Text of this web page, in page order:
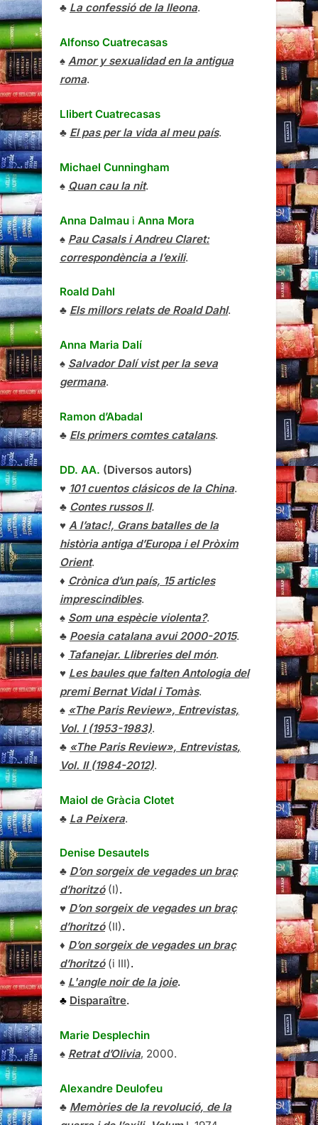
♣ La confessió de la lleona.
Alfonso Cuatrecasas
♠ Amor y sexualidad en la antigua
roma.
Llibert Cuatrecasas
♣ El pas per la vida al meu país.
Michael Cunningham
♠ Quan cau la nit.
Anna Dalmau i Anna Mora
♠ Pau Casals i Andreu Claret:
correspondència a l’exili.
Roald Dahl
♣ Els millors relats de Roald Dahl.
Anna Maria Dalí
♠ Salvador Dalí vist per la seva
germana.
Ramon d’Abadal
♣ Els primers comtes catalans.
DD. AA. (Diversos autors)
♥ 101 cuentos clásicos de la China.
♣ Contes russos II.
♥ A l’atac!, Grans batalles de la
història antiga d’Europa i el Pròxim
Orient.
♦ Crònica d’un país, 15 articles
imprescindibles.
♠ Som una espècie violenta?.
♣ Poesia catalana avui 2000-2015.
♦ Tafanejar. Llibreries del món.
♥ Les baules que falten Antologia del
premi Bernat Vidal i Tomàs.
♠ «The Paris Review», Entrevistas,
Vol. I (1953-1983).
♣ «The Paris Review», Entrevistas,
Vol. II (1984-2012).
Maiol de Gràcia Clotet
♣ La Peixera.
Denise Desautels
♣ D’on sorgeix de vegades un braç
d’horitzó(I).
♥ D’on sorgeix de vegades un braç
d’horitzó(II).
♦ D’on sorgeix de vegades un braç
d’horitzó(i III).
♠ L'angle noir de la joie.
♣ Disparaître.
Marie Desplechin
♠ Retrat d’Olivia, 2000.
Alexandre Deulofeu
♣ Memòries de la revolució, de la